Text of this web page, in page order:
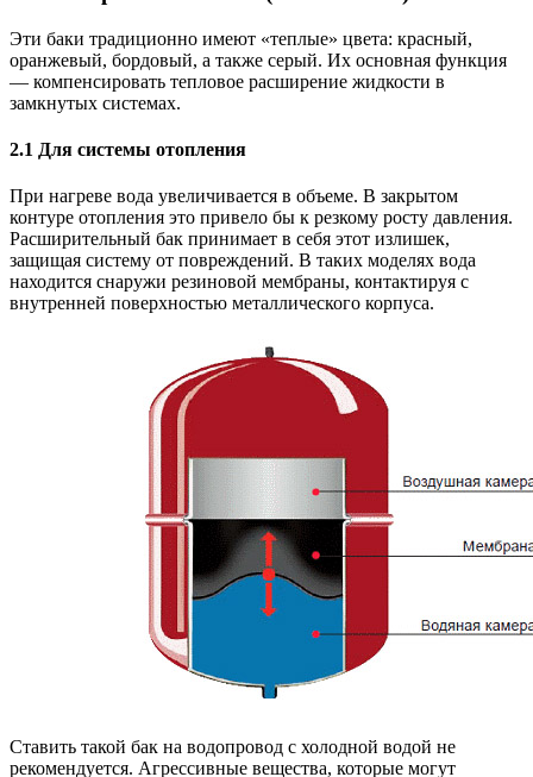
Эти баки традиционно имеют «теплые» цвета: красный,
оранжевый, бордовый, а также серый. Их основная функция
— компенсировать тепловое расширение жидкости в
замкнутых системах.
2.1 Для системы отопления
При нагреве вода увеличивается в объеме. В закрытом
контуре отопления это привело бы к резкому росту давления.
Расширительный бак принимает в себя этот излишек,
защищая систему от повреждений. В таких моделях вода
находится снаружи резиновой мембраны, контактируя с
внутренней поверхностью металлического корпуса.
Ставить такой бак на водопровод с холодной водой не
рекомендуется. Агрессивные вещества, которые могут